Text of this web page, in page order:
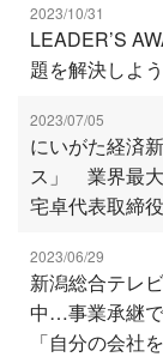
2023/10/31
LEADER’S
題を解決しよう
2023/07/05
にいがた経済
ス」 業界最大
宅卓代表取締
2023/06/29
新潟総合テレ
中…事業承継
「自分の会社